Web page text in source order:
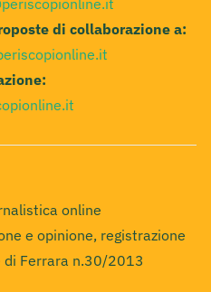
di collaborazione a:
online
e opinione, registrazione
di Ferrara n.30/2013